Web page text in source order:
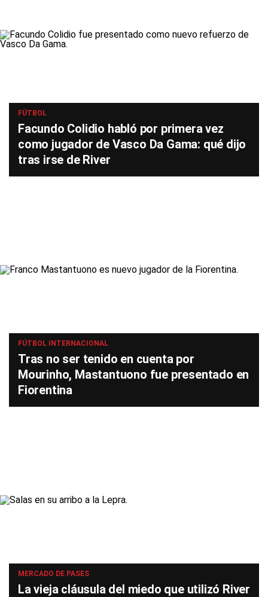
FÚTBOL
Facundo Colidio habló por primera vez
como jugador de Vasco Da Gama: qué dijo
tras irse de River
FÚTBOL INTERNACIONAL
Tras no ser tenido en cuenta por
Mourinho, Mastantuono fue presentado en
Fiorentina
MERCADO DE PASES
La vieja cláusula del miedo que utilizó River